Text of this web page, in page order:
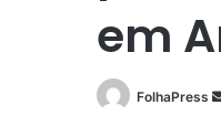
em
FolhaPress